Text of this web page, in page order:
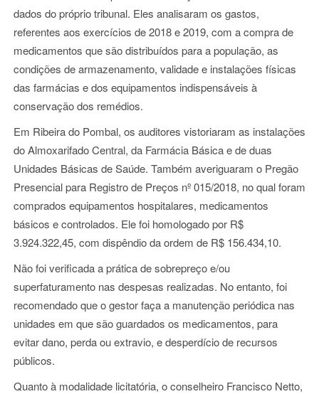
dados do próprio tribunal. Eles analisaram os gastos,
referentes aos exercícios de 2018 e 2019, com a compra de
medicamentos que são distribuídos para a população, as
condições de armazenamento, validade e instalações físicas
das farmácias e dos equipamentos indispensáveis à
conservação dos remédios.
Em Ribeira do Pombal, os auditores vistoriaram as instalações
do Almoxarifado Central, da Farmácia Básica e de duas
Unidades Básicas de Saúde. Também averiguaram o Pregão
Presencial para Registro de Preços nº 015/2018, no qual foram
comprados equipamentos hospitalares, medicamentos
básicos e controlados. Ele foi homologado por R$
3.924.322,45, com dispêndio da ordem de R$ 156.434,10.
Não foi verificada a prática de sobrepreço e/ou
superfaturamento nas despesas realizadas. No entanto, foi
recomendado que o gestor faça a manutenção periódica nas
unidades em que são guardados os medicamentos, para
evitar dano, perda ou extravio, e desperdício de recursos
públicos.
Quanto à modalidade licitatória, o conselheiro Francisco Netto,